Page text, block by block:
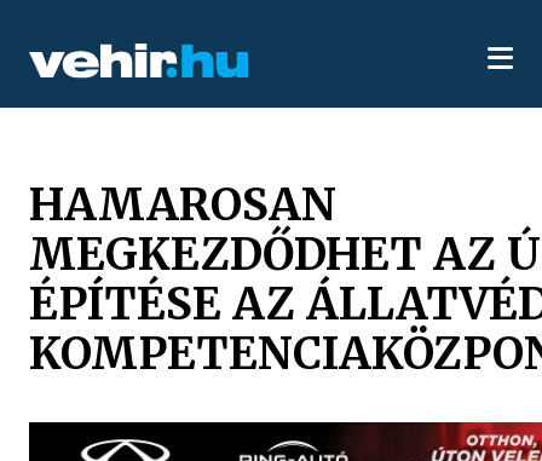
HAMAROSAN
MEGKEZDŐDHET AZ
ÉPÍTÉSE AZ